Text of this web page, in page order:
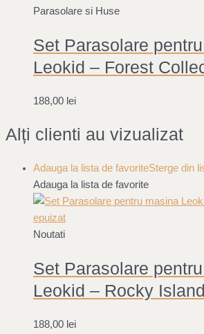
Parasolare si Huse
Set Parasolare
Leokid – Forest
188,00 lei
Alți clienti au vizualizat
Adauga la lista de favoriteSterge din
Adauga la lista de favorite
epuizat
Noutati
Set Parasolare
Leokid – Rocky Island
188,00 lei